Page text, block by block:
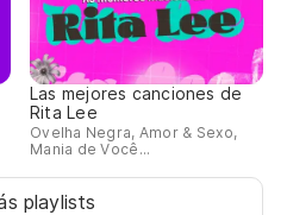
Las mejores canciones de
Rita Lee
Ovelha Negra, Amor & Sexo,
Mania de Você...
playlists